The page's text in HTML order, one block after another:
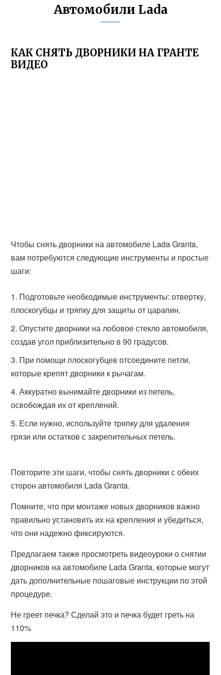
Автомобили Lada
КАК СНЯТЬ ДВОРНИКИ НА ГРАНТЕ
ВИДЕО
Чтобы снять дворники на автомобиле Lada Granta,
вам потребуются следующие инструменты и простые
шаги:
Подготовьте необходимые инструменты: отвертку,
плоскогубцы и тряпку для защиты от царапин.
Опустите дворники на лобовое стекло автомобиля,
создав угол приблизительно в 90 градусов.
При помощи плоскогубцев отсоедините петли,
которые крепят дворники к рычагам.
Аккуратно вынимайте дворники из петель,
освобождая их от креплений.
Если нужно, используйте тряпку для удаления
грязи или остатков с закрепительных петель.
Повторите эти шаги, чтобы снять дворники с обеих
сторон автомобиля Lada Granta.
Помните, что при монтаже новых дворников важно
правильно установить их на крепления и убедиться,
что они надежно фиксируются.
Предлагаем также просмотреть видеоуроки о снятии
дворников на автомобиле Lada Granta, которые могут
дать дополнительные пошаговые инструкции по этой
процедуре.
Не греет печка? Сделай это и печка будет греть на
110%